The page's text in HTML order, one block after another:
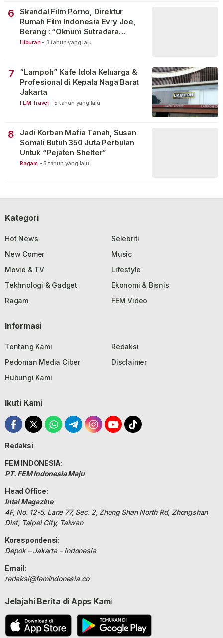
6
Skandal Film Porno, Direktur
Rumah Film Indonesia Evry Joe,
Berang : “Oknum Sutradara
Merusak Perfilman Indonesia”!
Hiburan - 3 tahun yang lalu
7
“Lampoh” Kafe Idola Keluarga &
Profesional di Kepala Naga Barat
Jakarta
FEM Travel - 5 tahun yang lalu
8
Jadi Korban Mafia Tanah, Susan
Somali Butuh 350 Juta Perbulan
Untuk “Pejaten Shelter”
Ragam - 5 tahun yang lalu
Kategori
Hot News
Selebriti
New Comer
Music
Movie & TV
Lifestyle
Tekhnologi & Gadget
Ekonomi & Bisnis
Ragam
FEM Video
Informasi
Tentang Kami
Redaksi
Pedoman Media Ciber
Disclaimer
Hubungi Kami
Ikuti Kami
Redaksi
FEM INDONESIA:
PT. FEM Indonesia Maju
Head Office:
Intai Magazine
4F, No. 12-5, Lane 77, Sec. 2, Zhong Shan North Rd, Zhongshan
Dist, Taipei City, Taiwan
Korespondensi:
Depok – Jakarta – Indonesia
Email:
redaksi@femindonesia.co
Jelajahi Berita di Apps Kami